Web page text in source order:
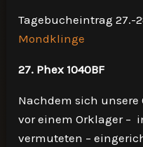
Tagebucheintrag 27.-
Mondklinge
27. Phex 1040BF
Nachdem sich unsere
vor einem Orklager –
vermuteten –